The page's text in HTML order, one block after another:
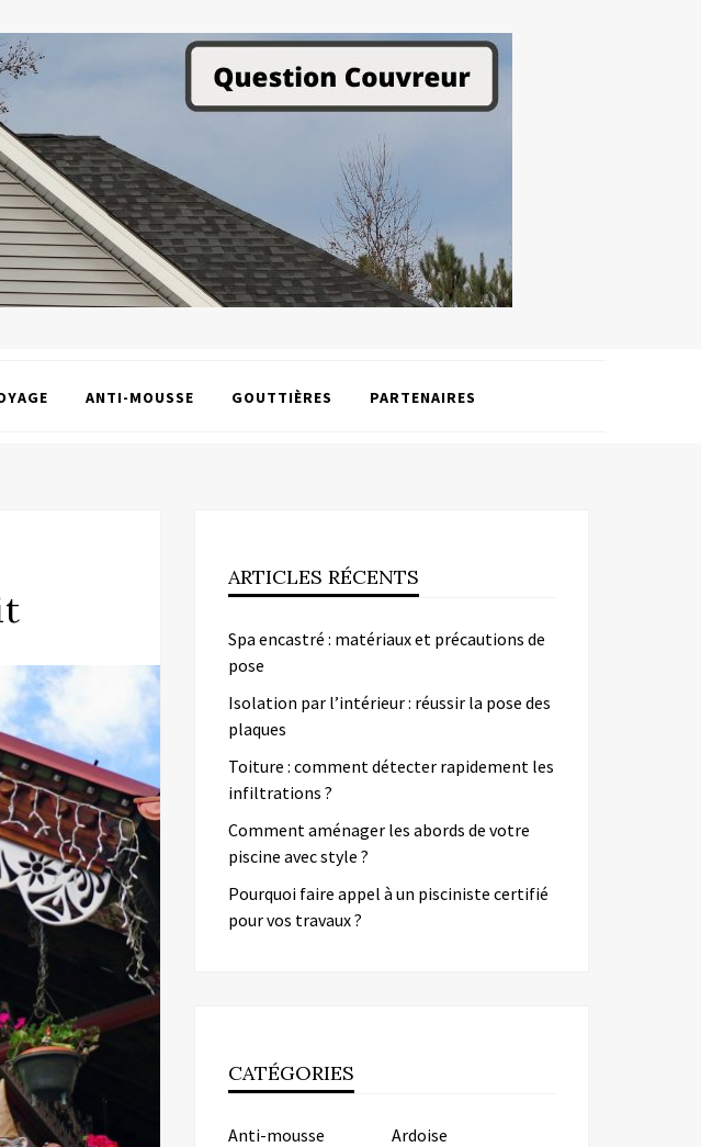
ANTI-MOUSSE GOUTTIÈRES PARTENAIRES
ARTICLES RÉCENTS
Spa encastré : matériaux et précautions de
pose
Isolation par l’intérieur : réussir la pose des
plaques
Toiture : comment détecter rapidement les
infiltrations ?
Comment aménager les abords de votre
piscine avec style ?
Pourquoi faire appel à un pisciniste certifié
pour vos travaux ?
CATÉGORIES
Anti-mousse
Ardoise